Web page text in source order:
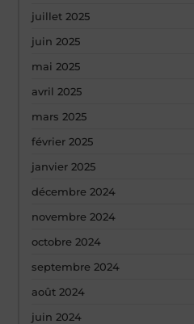
juillet 2025
juin 2025
mai 2025
avril 2025
mars 2025
février 2025
janvier 2025
décembre 2024
novembre 2024
octobre 2024
septembre 2024
août 2024
juin 2024